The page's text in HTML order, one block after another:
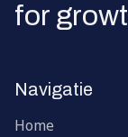
for
Navigatie
Home